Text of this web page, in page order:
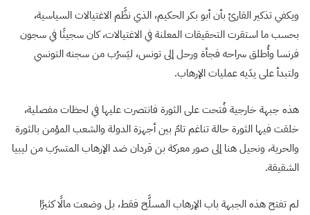
ويكفي تذكير القارئ بأن أبو بكر الحكيم، الذي نظَّم الاغتيالات السياسية،
بحسب ما استقرت التحقيقات المعلنة في الاغتيالات، كان سجينًا في سجون
فرنسا وأُطلق سراحه فجأة ورحل إلى تونس، ليَسرُب من سجنه التونسي
ولتبدأ على يدَيه عمليات الإرهاب.
هذه جبهة خارجية فُتحت على الثورة فانتصرت عليها في لحظات مفصلية،
خلقت فيها الثورة حالة تناغم تامّ بين أجهزة الدولة والشعب المؤمن بالثورة
والحرية، ونحيل هنا إلى صور معركة بن قردان ضد الإرهاب المتسرّب من ليبيا
الشقيقة.
لم تفتح هذه الجبهة باب الإرهاب المسلَّح فقط، بل وضعت مالًا كثيرًا